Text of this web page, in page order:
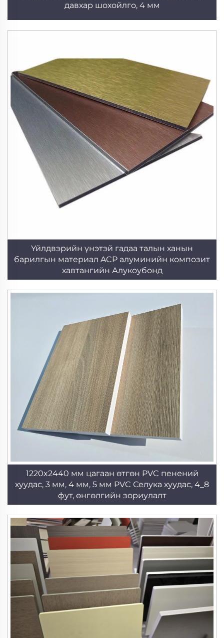
давхар шохойлго, 4 мм
Үйлдвэрийн үнэтэй гадаа талын ханын
барилгын материал ACP алуминийн композит
хавтангийн Алукоубонд
1220x2440 мм цагаан өтгөн PVC пенений
хуудас, 3 мм, 4 мм, 5 мм PVC Селука хуудас, 4_8
фут, өнгөлгийн зориулалт